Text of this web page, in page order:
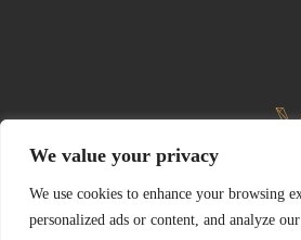
We value your privacy
We use cookies to enhance your browsing
personalized ads or content, and analyze